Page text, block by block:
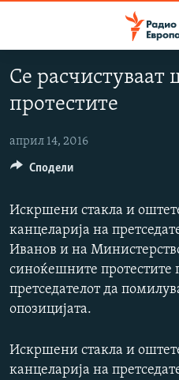
на
содржината
на
главната
Премини
пребарување
МАКЕДОНИЈА
СВЕТ
ВИЗУЕЛНО
ВЕСТИ
ПРИЈАВИ СЕ ЗА ЊУЗЛЕТЕР
ПОДКАСТ ЗОШТО?
СЛЕДЕТЕ НЕ
РСЕ веб страници
Се расчистуваат
протестите
април 14, 2016
Искршени стакла и
канцеларија на
Иванов и на
синоќешните протестите
претседателот да
опозицијата.
Искршени стакла и
канцеларија на
Сподели